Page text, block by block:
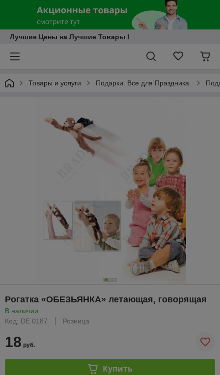
Лучшие Цены на Лучшие Товары !
Товары и услуги Подарки. Все для Праздника.
Рогатка «ОБЕЗЬЯНКА» летающая, говорящая
В наличии
Код: DE 0187
Розница
18 руб.
Купить